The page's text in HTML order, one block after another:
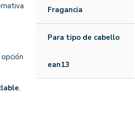
,
Fragancia
Para tipo de cabello
ean13